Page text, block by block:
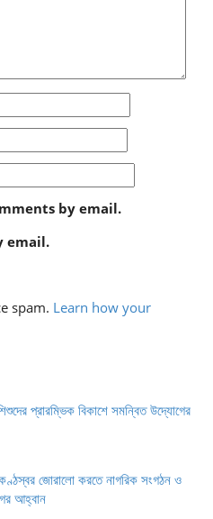
by email.
email.
spam. Learn how your
প্রারম্ভিক বিকাশে সমন্বিত উদ্যোগের
কণ্ঠস্বর জোরালো করতে নাগরিক সংগঠন ও
আহ্বান